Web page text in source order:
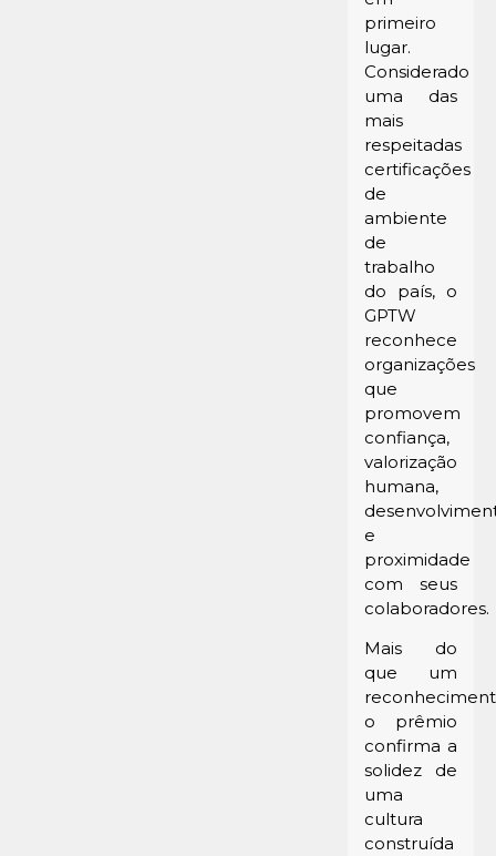
primeiro
lugar.
Considerado
uma das
mais
respeitadas
certificações
de
ambiente
de
trabalho
do país, o
GPTW
reconhece
organizações
que
promovem
confiança,
valorização
humana,
e
proximidade
com seus
colaboradores.
Mais do
que um
o prêmio
confirma a
solidez de
uma
cultura
construída